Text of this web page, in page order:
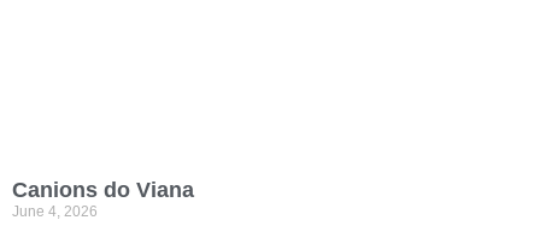
Canions do Viana
June 4, 2026